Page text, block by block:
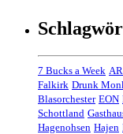
7 Bucks a Week
Falkirk Drunk
Blasorchester EON
Schottland
Hagenohsen Hajen